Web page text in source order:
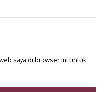
saya di browser ini untuk